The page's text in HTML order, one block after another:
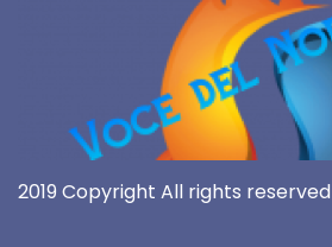
2019 Copyright All rights reserved